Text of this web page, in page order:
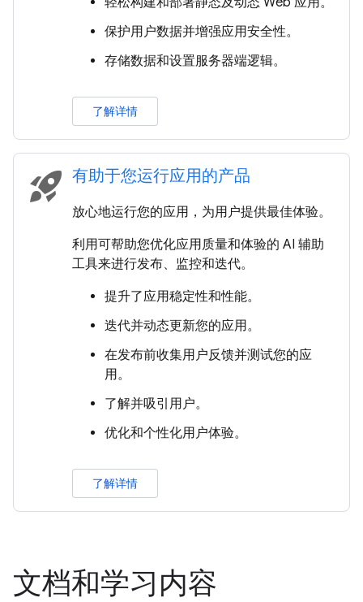
保护用户数据并增强应用安全性。
存储数据和设置服务器端逻辑。
了解详情
rocket_launch 有助于您运行应用的产品
放心地运行您的应用，为用户提供最佳体验。
利用可帮助您优化应用质量和体验的 AI 辅助
工具来进行发布、监控和迭代。
提升了应用稳定性和性能。
迭代并动态更新您的应用。
在发布前收集用户反馈并测试您的应
用。
了解并吸引用户。
优化和个性化用户体验。
了解详情
文档和学习内容